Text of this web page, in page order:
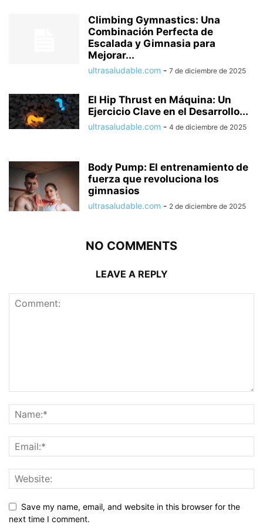
Climbing Gymnastics: Una
Combinación Perfecta de
Escalada y Gimnasia para
Mejorar...
ultrasaludable.com - 7 de diciembre de 2025
El Hip Thrust en Máquina: Un
Ejercicio Clave en el Desarrollo...
ultrasaludable.com - 4 de diciembre de 2025
Body Pump: El entrenamiento de
fuerza que revoluciona los
gimnasios
ultrasaludable.com - 2 de diciembre de 2025
NO COMMENTS
LEAVE A REPLY
Save my name, email, and website in this browser for the
next time I comment.